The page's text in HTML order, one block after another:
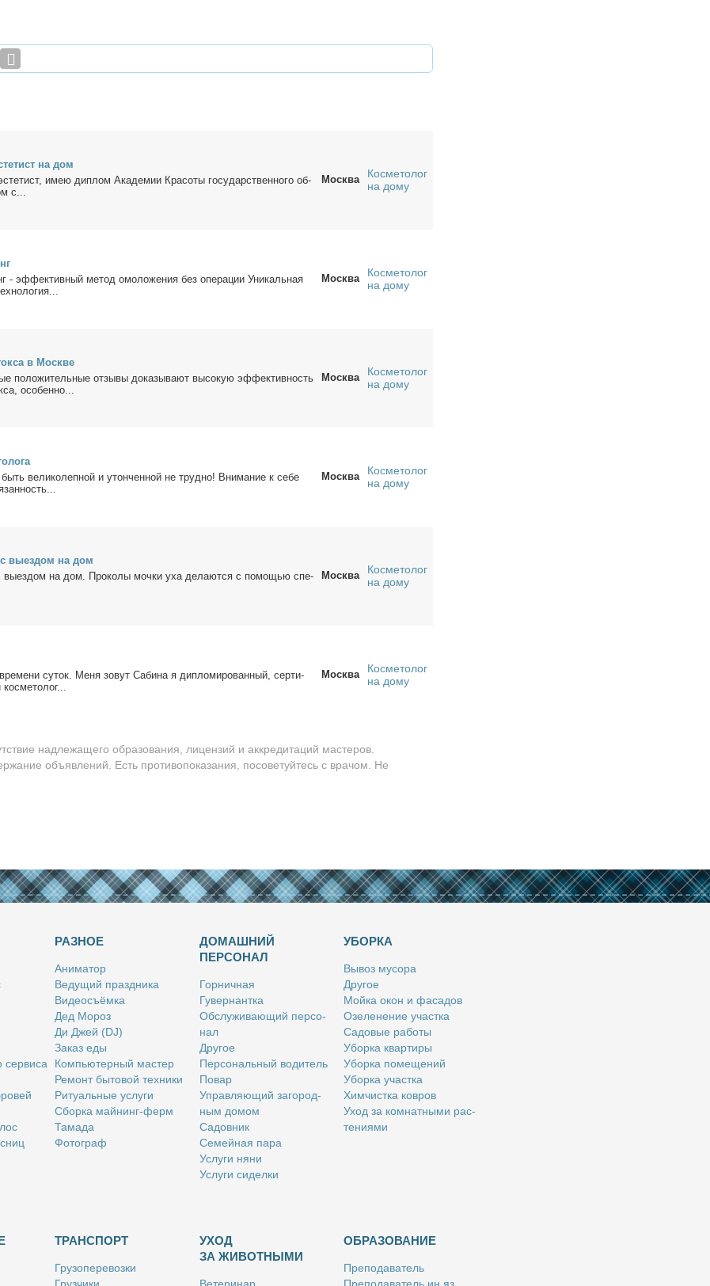
на дом
имею ди­плом Ака­де­мии Кра­со­ты го­судар­ствен­но­го об­
с...
Москва
Косметолог
на дому
- эф­фек­тив­ный ме­тод омо­ло­же­ния без опе­ра­ции Уни­каль­ная
Москва
Косметолог
на дому
в Москве
по­ло­жи­тель­ные от­зы­вы до­ка­зы­ва­ют вы­со­кую эф­фек­тив­ность
осо­бен­но...
Москва
Косметолог
на дому
ве­ли­ко­леп­ной и утон­чен­ной не труд­но! Вни­ма­ние к се­бе
Москва
Косметолог
на дому
вы­ез­дом на дом
вы­ез­дом на дом. Про­ко­лы моч­ки уха де­ла­ют­ся с по­мо­щью спе­
Москва
Косметолог
на дому
су­ток. Ме­ня зо­вут Са­би­на я ди­пло­ми­ро­ван­ный, сер­ти­
Москва
Косметолог
на дому
надлежащего образования, лицензий и аккредитаций мастеров.
объявлений. Есть противопоказания, посоветуйтесь с врачом. Не
сер­ви­са
РАЗНОЕ
Ани­ма­тор
Ве­ду­щий празд­ни­ка
Ви­део­съём­ка
Дед Мо­роз
Ди Джей (DJ)
За­каз еды
Ком­пью­тер­ный ма­стер
Ре­монт бы­то­вой тех­ни­ки
Ри­ту­аль­ные услу­ги
Сбор­ка май­нинг-ферм
Та­ма­да
Фо­то­граф
ДОМАШНИЙ
ПЕРСОНАЛ
Гор­нич­ная
Гу­вер­нант­ка
Об­слу­жи­ва­ю­щий пер­со­
нал
Дру­гое
Пер­со­наль­ный во­ди­тель
По­вар
Управ­ля­ю­щий за­го­род­
ным до­мом
Са­дов­ник
Се­мей­ная па­ра
Услу­ги ня­ни
Услу­ги си­дел­ки
УБОРКА
Вы­воз му­со­ра
Дру­гое
Мой­ка окон и фа­са­дов
Озе­ле­не­ние участ­ка
Са­до­вые ра­бо­ты
Убор­ка квар­ти­ры
Убор­ка по­ме­ще­ний
Убор­ка участ­ка
Хим­чист­ка ков­ров
Уход за ком­нат­ны­ми рас­
те­ни­я­ми
ТРАНСПОРТ
Гру­зо­пе­ре­воз­ки
УХОД
ЗА ЖИВОТНЫМИ
ОБРАЗОВАНИЕ
Пре­по­да­ва­тель